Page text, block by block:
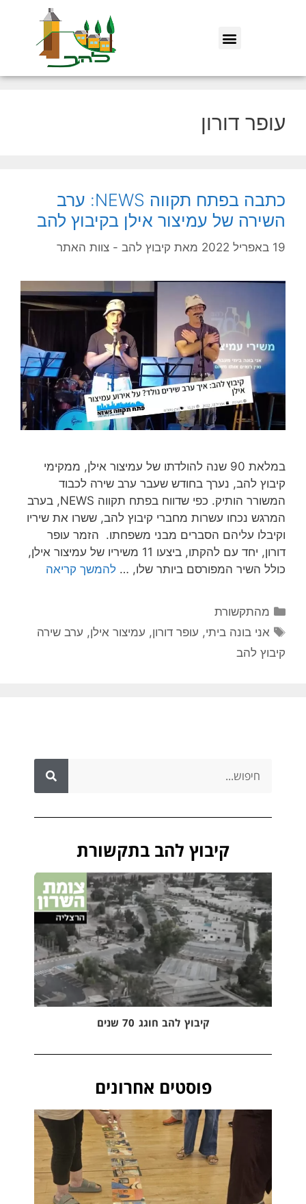
עופר דורון
כתבה בפתח תקווה NEWS: ערב
השירה של עמיצור אילן בקיבוץ להב
19 באפריל 2022 מאת קיבוץ להב - צוות האתר
במלאת 90 שנה להולדתו של עמיצור אילן, ממקימי
קיבוץ להב, נערך בחודש שעבר ערב שירה לכבוד
המשורר הותיק. כפי שדווח בפתח תקווה NEWS, בערב
המרגש נכחו עשרות מחברי קיבוץ להב, ששרו את שיריו
וקיבלו עליהם הסברים מבני משפחתו. הזמר עופר
דורון, יחד עם להקתו, ביצעו 11 משיריו של עמיצור אילן,
כולל השיר המפורסם ביותר שלו, … להמשך קריאה
מהתקשורת
אני בונה ביתי, עופר דורון, עמיצור אילן, ערב שירה
קיבוץ להב
קיבוץ להב בתקשורת
קיבוץ להב חוגג 70 שנים
פוסטים אחרונים